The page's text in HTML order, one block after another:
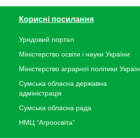
Корисні посилання
Урядовий портал
Міністерство освіти і науки України
Міністерство аграрної політики
Сумська обласна державна
адміністрація
Сумська обласна рада
НМЦ “Агроосвіта”